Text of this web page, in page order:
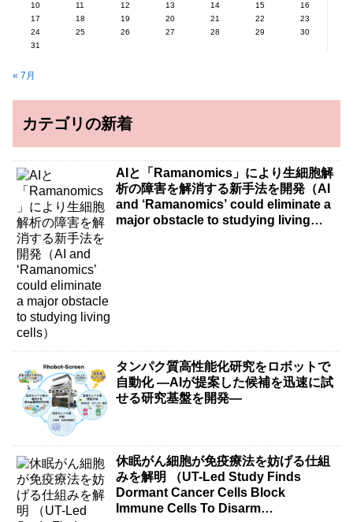
10
11 12 13 14 15
16
17
18 19 20 21 22
23
24
25 26 27 28 29
30
31
« 7月
カテゴリの新着
AIと「Ramanomics」により生細胞解
析の障害を解消する新手法を開発（AI
and ‘Ramanomics’ could eliminate a
major obstacle to studying living
タンパク質高性能化研究をロボットで
自動化 ―AIが提案した候補を迅速に試
せる研究基盤を開発―
休眠がん細胞が免疫療法を妨げる仕組
みを解明 （UT-Led Study Finds
Dormant Cancer Cells Block
Immune Cells To Disarm